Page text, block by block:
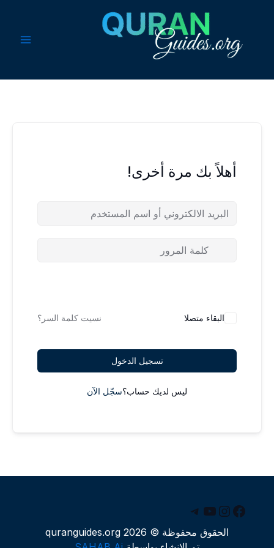
أهلاً بك مرة أخرى!
البقاء متصلا نسيت كلمة السر؟
تسجيل الدخول
ليس لديك حساب؟سجّل الآن
فيسبوكإنستجرام
يوتيوب
تيليجرام
الحقوق محفوظة © 2026 quranguides.org